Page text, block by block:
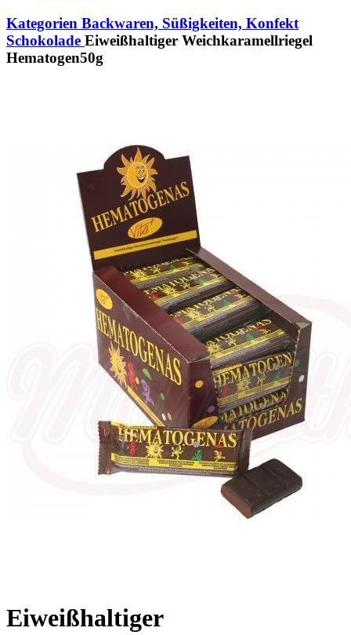
Kategorien Backwaren, Süßigkeiten, Konfekt
Schokolade Eiweißhaltiger Weichkaramellriegel
Hematogen50g
Eiweißhaltiger